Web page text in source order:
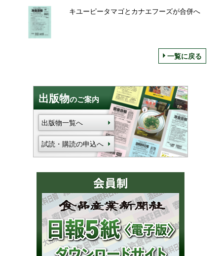
キユーピータマゴとカナエフーズが合併へ
一覧に戻る
出版物のご案内
出版物一覧へ
試読・購読の申込へ